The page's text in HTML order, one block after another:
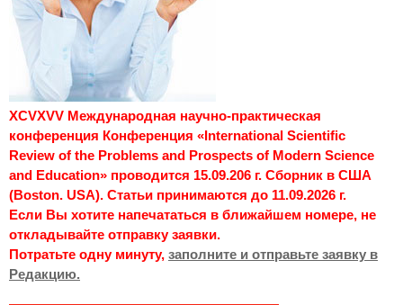
XCVXVV Международная научно-практическая
конференция Конференция «International Scientific
Review of the Problems and Prospects of Modern Science
and Education» проводится 15.09.206 г. Сборник в США
(Boston. USA). Статьи принимаются до 11.09.2026 г.
Если Вы хотите напечататься в ближайшем номере, не
откладывайте отправку заявки.
Потратьте одну минуту, заполните и отправьте заявку в
Редакцию.